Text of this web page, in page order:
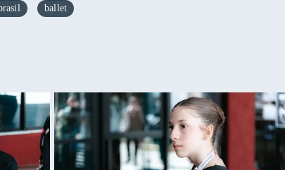
ballet